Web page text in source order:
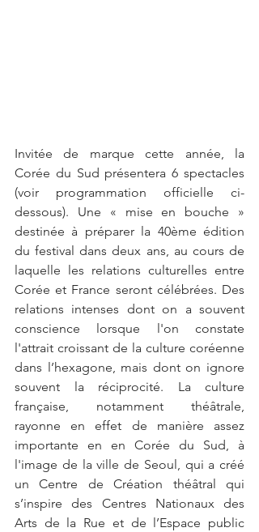
Invitée de marque cette année, la
Corée du Sud présentera 6 spectacles
(voir programmation officielle ci-
dessous). Une « mise en bouche »
destinée à préparer la 40ème édition
du festival dans deux ans, au cours de
laquelle les relations culturelles entre
Corée et France seront célébrées. Des
relations intenses dont on a souvent
conscience lorsque l'on constate
l'attrait croissant de la culture coréenne
dans l’hexagone, mais dont on ignore
souvent la réciprocité. La culture
française, notamment théâtrale,
rayonne en effet de manière assez
importante en en Corée du Sud, à
l'image de la ville de Seoul, qui a créé
un Centre de Création théâtral qui
s’inspire des Centres Nationaux des
Arts de la Rue et de l’Espace public